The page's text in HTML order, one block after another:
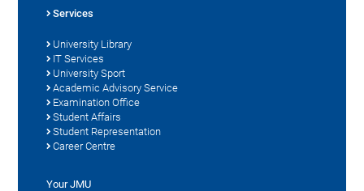
Services
University Library
IT Services
University Sport
Academic Advisory Service
Examination Office
Student Affairs
Student Representation
Career Centre
Your JMU